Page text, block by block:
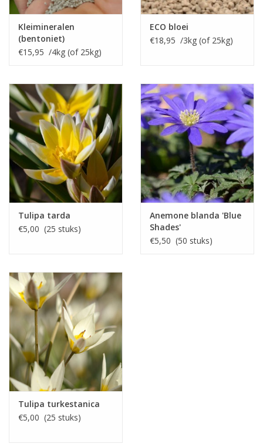
Kleimineralen
(bentoniet)
€15,95 /4kg (of 25kg)
ECO bloei
€18,95 /3kg (of 25kg)
Tulipa tarda
€5,00 (25 stuks)
Anemone blanda 'Blue
Shades'
€5,50 (50 stuks)
Tulipa turkestanica
€5,00 (25 stuks)